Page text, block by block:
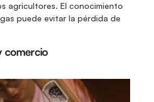
agricultores. El conocimiento
puede evitar la pérdida de
comercio